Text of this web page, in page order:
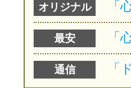
オリジナル
最安
通信